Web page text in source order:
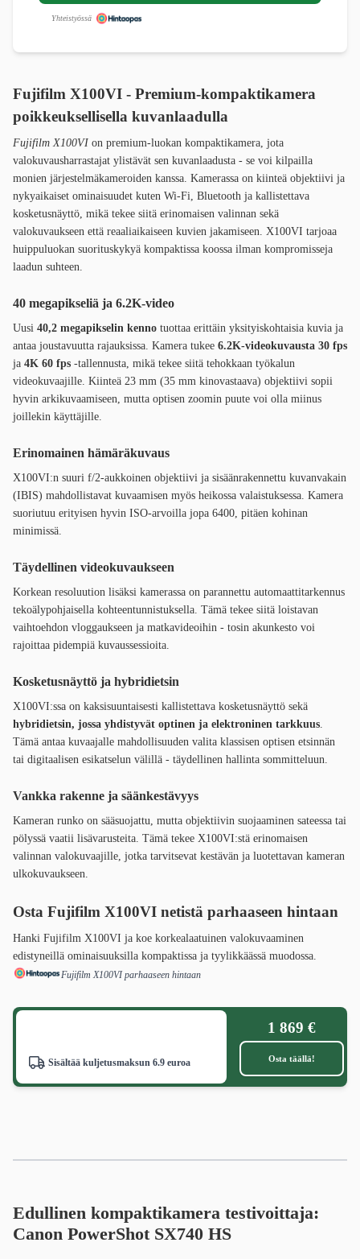
Yhteistyössä
Fujifilm X100VI - Premium-kompaktikamera
poikkeuksellisella kuvanlaadulla
Fujifilm X100VI on premium-luokan kompaktikamera, jota
valokuvausharrastajat ylistävät sen kuvanlaadusta - se voi kilpailla
monien järjestelmäkameroiden kanssa. Kamerassa on kiinteä objektiivi ja
nykyaikaiset ominaisuudet kuten Wi-Fi, Bluetooth ja kallistettava
kosketusnäyttö, mikä tekee siitä erinomaisen valinnan sekä
valokuvaukseen että reaaliaikaiseen kuvien jakamiseen. X100VI tarjoaa
huippuluokan suorituskykyä kompaktissa koossa ilman kompromisseja
laadun suhteen.
40 megapikseliä ja 6.2K-video
Uusi 40,2 megapikselin kenno tuottaa erittäin yksityiskohtaisia kuvia ja
antaa joustavuutta rajauksissa. Kamera tukee 6.2K-videokuvausta 30 fps
ja 4K 60 fps -tallennusta, mikä tekee siitä tehokkaan työkalun
videokuvaajille. Kiinteä 23 mm (35 mm kinovastaava) objektiivi sopii
hyvin arkikuvaamiseen, mutta optisen zoomin puute voi olla miinus
joillekin käyttäjille.
Erinomainen hämäräkuvaus
X100VI:n suuri f/2-aukkoinen objektiivi ja sisäänrakennettu kuvanvakain
(IBIS) mahdollistavat kuvaamisen myös heikossa valaistuksessa. Kamera
suoriutuu erityisen hyvin ISO-arvoilla jopa 6400, pitäen kohinan
minimissä.
Täydellinen videokuvaukseen
Korkean resoluution lisäksi kamerassa on parannettu automaattitarkennus
tekoälypohjaisella kohteentunnistuksella. Tämä tekee siitä loistavan
vaihtoehdon vloggaukseen ja matkavideoihin - tosin akunkesto voi
rajoittaa pidempiä kuvaussessioita.
Kosketusnäyttö ja hybridietsin
X100VI:ssa on kaksisuuntaisesti kallistettava kosketusnäyttö sekä
hybridietsin, jossa yhdistyvät optinen ja elektroninen tarkkuus.
Tämä antaa kuvaajalle mahdollisuuden valita klassisen optisen etsinnän
tai digitaalisen esikatselun välillä - täydellinen hallinta sommitteluun.
Vankka rakenne ja säänkestävyys
Kameran runko on sääsuojattu, mutta objektiivin suojaaminen sateessa tai
pölyssä vaatii lisävarusteita. Tämä tekee X100VI:stä erinomaisen
valinnan valokuvaajille, jotka tarvitsevat kestävän ja luotettavan kameran
ulkokuvaukseen.
Osta Fujifilm X100VI netistä parhaaseen hintaan
Hanki Fujifilm X100VI ja koe korkealaatuinen valokuvaaminen
edistyneillä ominaisuuksilla kompaktissa ja tyylikkäässä muodossa.
Fujifilm X100VI parhaaseen hintaan
Sisältää kuljetusmaksun 6.9 euroa
1 869 €
Osta täällä!
Edullinen kompaktikamera testivoittaja:
Canon PowerShot SX740 HS